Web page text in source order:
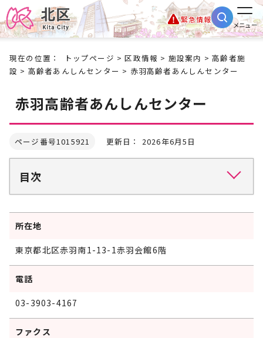
緊急情報
メニュー
現在の位置： トップページ >区政情報 > 施設案内 >高齢者施
設 > 高齢者あんしんセンター > 赤羽高齢者あんしんセンター
赤羽高齢者あんしんセンター
ページ番号1015921 更新日： 2026年6月5日
目次
所在地
東京都北区赤羽南1-13-1赤羽会館6階
電話
03-3903-4167
ファクス